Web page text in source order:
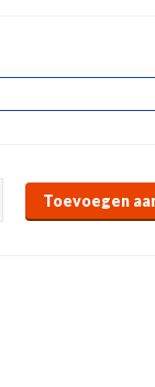
Toevoegen